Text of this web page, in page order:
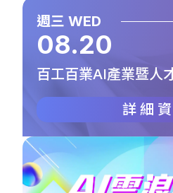
週三 WED
08.20
百工百業AI產業暨人
詳細